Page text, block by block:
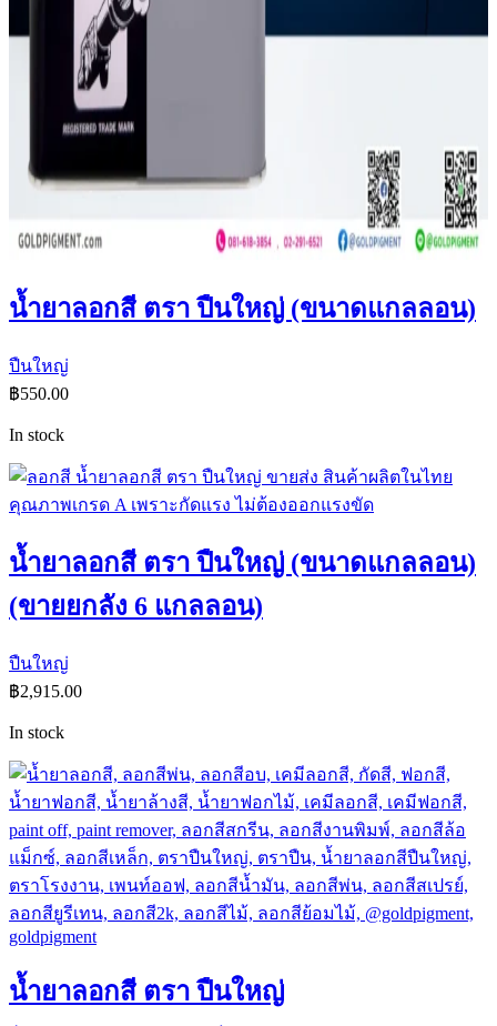
น้ำยาลอกสี ตรา ปืนใหญ่ (ขนาดแกลลอน)
ปืนใหญ่
฿550.00
In stock
น้ำยาลอกสี ตรา ปืนใหญ่ (ขนาดแกลลอน)
(ขายยกลัง 6 แกลลอน)
ปืนใหญ่
฿2,915.00
In stock
น้ำยาลอกสี ตรา ปืนใหญ่